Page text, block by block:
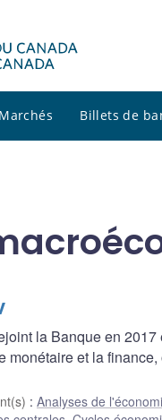
Marchés Billets de
la Banque en
monétaire et la
: Analyses de